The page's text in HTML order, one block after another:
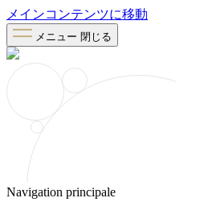
メインコンテンツに移動
メニュー 閉じる
Navigation principale